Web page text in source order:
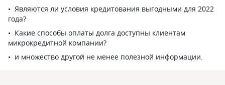
Являются ли условия кредитования выгодными для 2022
года?
Какие способы оплаты долга доступны клиентам
микрокредитной компании?
и множество другой не менее полезной информации.